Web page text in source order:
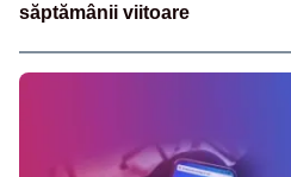
săptămânii viitoare